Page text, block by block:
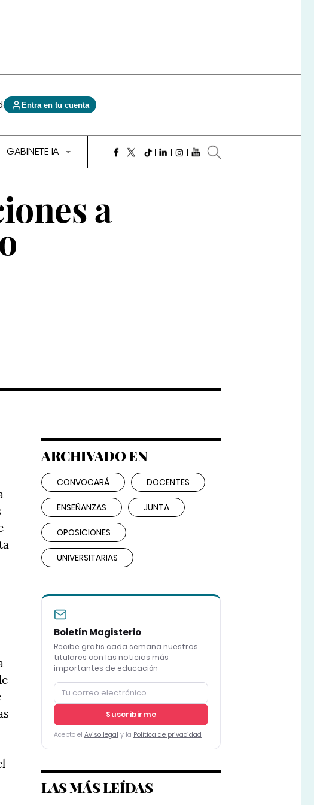
Entra en tu cuenta
GABINETE IA
a
ARCHIVADO EN
CONVOCARÁ DOCENTES
ENSEÑANZAS JUNTA
OPOSICIONES
UNIVERSITARIAS
Boletín Magisterio
Recibe gratis cada semana nuestros
titulares con las noticias más
importantes de educación
Suscribirme
Acepto el Aviso legal y la Política de privacidad
LAS MÁS LEÍDAS